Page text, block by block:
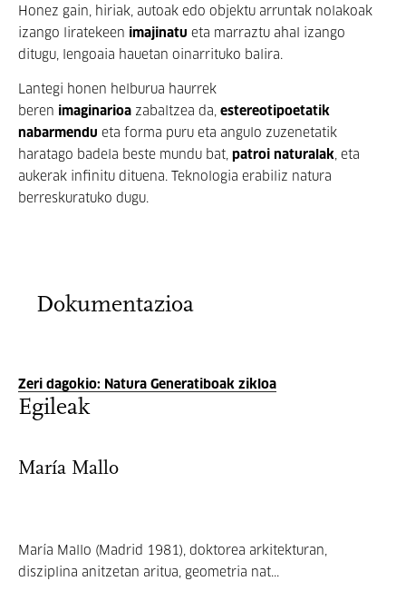
Honez gain, hiriak, autoak edo objektu arruntak nolakoak
izango liratekeen
imajinatu eta marraztu ahal izango
ditugu, lengoaia hauetan oinarrituko balira.
Lantegi honen helburua haurrek
beren
imaginarioa zabaltzea da, estereotipoetatik
nabarmendu eta forma puru eta angulo zuzenetatik
haratago badela beste mundu bat, patroi naturalak, eta
aukerak infinitu dituena. Teknologia erabiliz natura
berreskuratuko dugu.
Dokumentazioa
Zeri dagokio: Natura Generatiboak zikloa
Egileak
María Mallo
María Mallo (Madrid 1981), doktorea arkitekturan,
disziplina anitzetan aritua, geometria nat...